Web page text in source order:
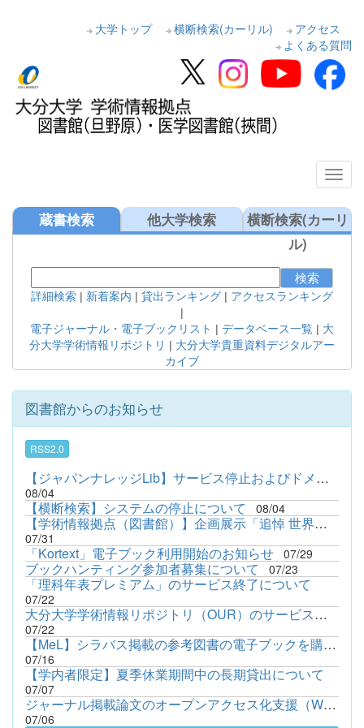
大学トップ 横断検索(カーリル)
アクセス
よくある質問
蔵書検索 他大学検索
横断検索(カーリ
ル)
検索
詳細検索 | 新着案内 | 貸出ランキング | アクセスランキング
|
電子ジャーナル・電子ブックリスト | データベース一覧 | 大
分大学学術情報リポジトリ | 大分大学貴重資料デジタルアー
カイブ
図書館からのお知らせ
RSS2.0
【ジャパンナレッジLib】サービス停止およびドメインIPアドレス変...
08/04
【横断検索】システムの停止について 08/04
【学術情報拠点（図書館）】企画展示「追悼 世界で愛された作家 ...
07/31
「Kortext」電子ブック利用開始のお知らせ 07/29
ブックハンティング参加者募集について 07/23
「理科年表プレミアム」のサービス終了について
07/22
大分大学学術情報リポジトリ（OUR）のサービス停止について
07/22
【MeL】シラバス掲載の参考図書の電子ブックを購入しました
07/16
【学内者限定】夏季休業期間中の長期貸出について
07/07
ジャーナル掲載論文のオープンアクセス化支援（Wiley社限定：支援...
07/06